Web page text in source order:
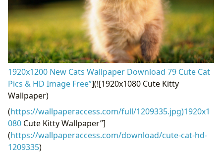
1920x1200 New Cats Wallpaper Download 79 Cute Cat
Pics & HD Image Free”](![1920x1080 Cute Kitty
Wallpaper)
(https://wallpaperaccess.com/full/1209335.jpg)1920x1
080 Cute Kitty Wallpaper”]
(https://wallpaperaccess.com/download/cute-cat-hd-
1209335)